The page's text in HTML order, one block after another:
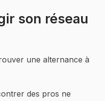
son réseau
une alternance à
des pros ne